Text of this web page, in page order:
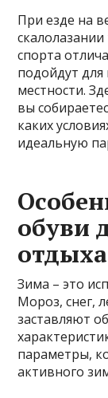
При езде на
спорта
подойдут
местности.
вы
каких
идеальную
обуви
Зима – это
Мороз, снег,
заставляют
параметры,
активного